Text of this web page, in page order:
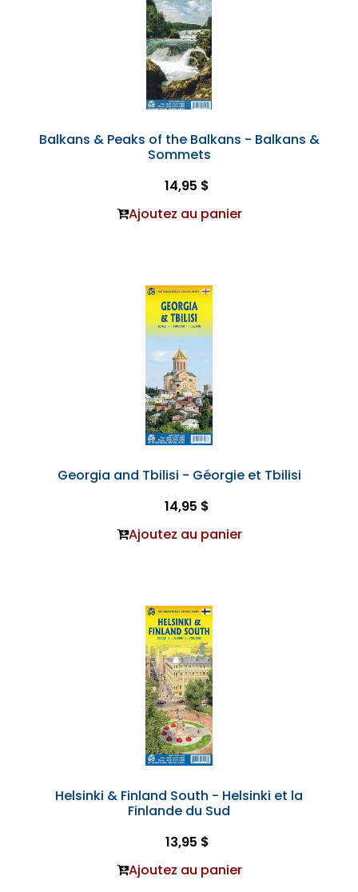
Balkans & Peaks of the Balkans - Balkans &
Sommets
14,95 $
Ajoutez au panier
Georgia and Tbilisi - Géorgie et Tbilisi
14,95 $
Ajoutez au panier
Helsinki & Finland South - Helsinki et la
Finlande du Sud
13,95 $
Ajoutez au panier